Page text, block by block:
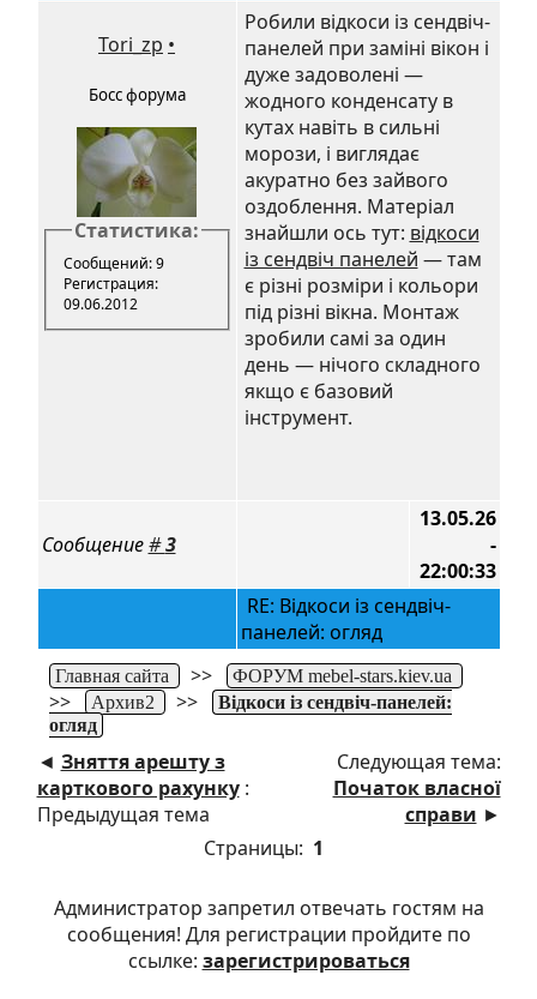
Tori_zp •
Босс форума
Статистика:
Сообщений: 9
Регистрация:
09.06.2012
Робили відкоси із сендвіч-
панелей при заміні вікон і
дуже задоволені —
жодного конденсату в
кутах навіть в сильні
морози, і виглядає
акуратно без зайвого
оздоблення. Матеріал
знайшли ось тут: відкоси
із сендвіч панелей — там
є різні розміри і кольори
під різні вікна. Монтаж
зробили самі за один
день — нічого складного
якщо є базовий
інструмент.
Сообщение#3
13.05.26
-
22:00:33
RE: Відкоси із сендвіч-
панелей: огляд
Главная сайта >> ФОРУМ mebel-stars.kiev.ua
>> Архив2 >>
Відкоси із сендвіч-панелей:
огляд
◄ Зняття арешту з
карткового рахунку:
Предыдущая тема
Следующая тема:
Початок власної
справи ►
Страницы: 1
Администратор запретил отвечать гостям на
сообщения! Для регистрации пройдите по
ссылке: зарегистрироваться